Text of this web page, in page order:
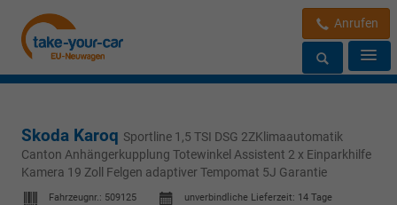
Anrufen
Skoda Karoq Sportline 1,5 TSI DSG 2ZKlimaautomatik
Canton Anhängerkupplung Totewinkel Assistent 2 x Einparkhilfe
Kamera 19 Zoll Felgen adaptiver Tempomat 5J Garantie
Fahrzeugnr.: 509125 unverbindliche Lieferzeit: 14 Tage